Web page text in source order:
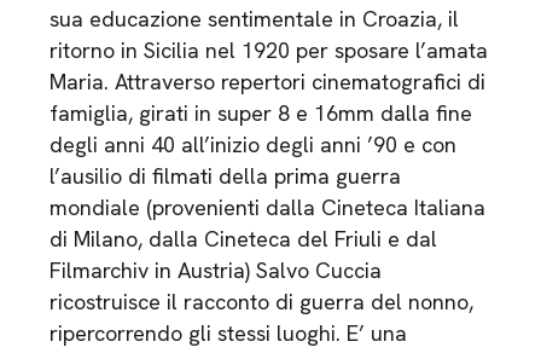
sua educazione sentimentale in Croazia, il
ritorno in Sicilia nel 1920 per sposare l’amata
Maria. Attraverso repertori cinematografici di
famiglia, girati in super 8 e 16mm dalla fine
degli anni 40 all’inizio degli anni ’90 e con
l’ausilio di filmati della prima guerra
mondiale (provenienti dalla Cineteca Italiana
di Milano, dalla Cineteca del Friuli e dal
Filmarchiv in Austria) Salvo Cuccia
ricostruisce il racconto di guerra del nonno,
ripercorrendo gli stessi luoghi. E’ una